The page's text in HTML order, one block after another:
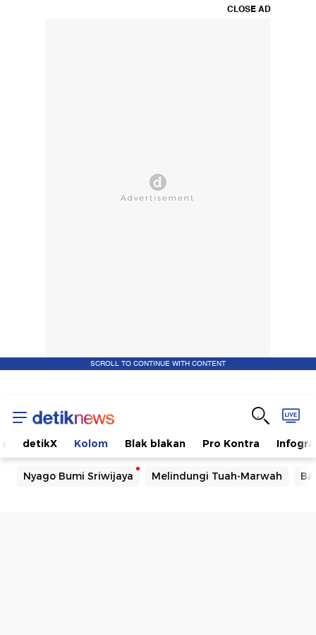
CLOSE AD
SCROLL TO CONTINUE WITH CONTENT
detikX Kolom Blak blakan Pro Kontra
Nyago Bumi Sriwijaya Melindungi Tuah-Marwah